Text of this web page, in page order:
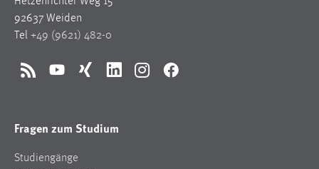
92637 Weiden
Tel +49 (9621) 482-0
RSS YouTubeXing LinkedInInstagramFacebook
Fragen zum Studium
Studiengänge